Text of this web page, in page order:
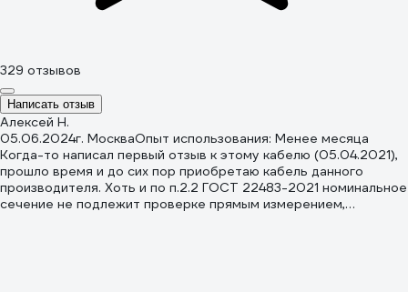
329 отзывов
Написать отзыв
Алексей Н.
05.06.2024г. МоскваОпыт использования: Менее месяца
Когда-то написал первый отзыв к этому кабелю (05.04.2021),
прошло время и до сих пор приобретаю кабель данного
производителя. Хоть и по п.2.2 ГОСТ 22483-2021 номинальное
сечение не подлежит проверке прямым измерением,